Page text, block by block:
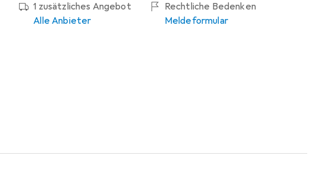
1 zusätzliches Angebot
Alle Anbieter
Rechtliche Bedenken
Meldeformular